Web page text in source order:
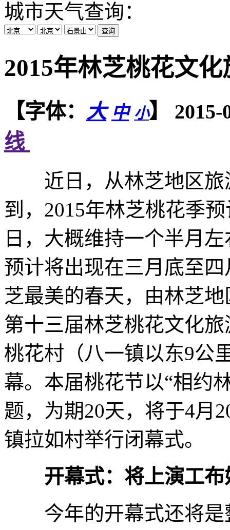
城市天气查询：
2015年林芝桃花文
【字体： 大 中 小】
线
近日，从林芝地区旅
到，2015年林芝桃花季
日，大概维持一个半月
预计将出现在三月底至
芝最美的春天，由林芝
第十三届林芝桃花文化
桃花村（八一镇以东9公
幕。本届桃花节以“相约
题，为期20天，将于4月
镇拉如村举行闭幕式。
开幕式：将上演工
今年的开幕式还将是